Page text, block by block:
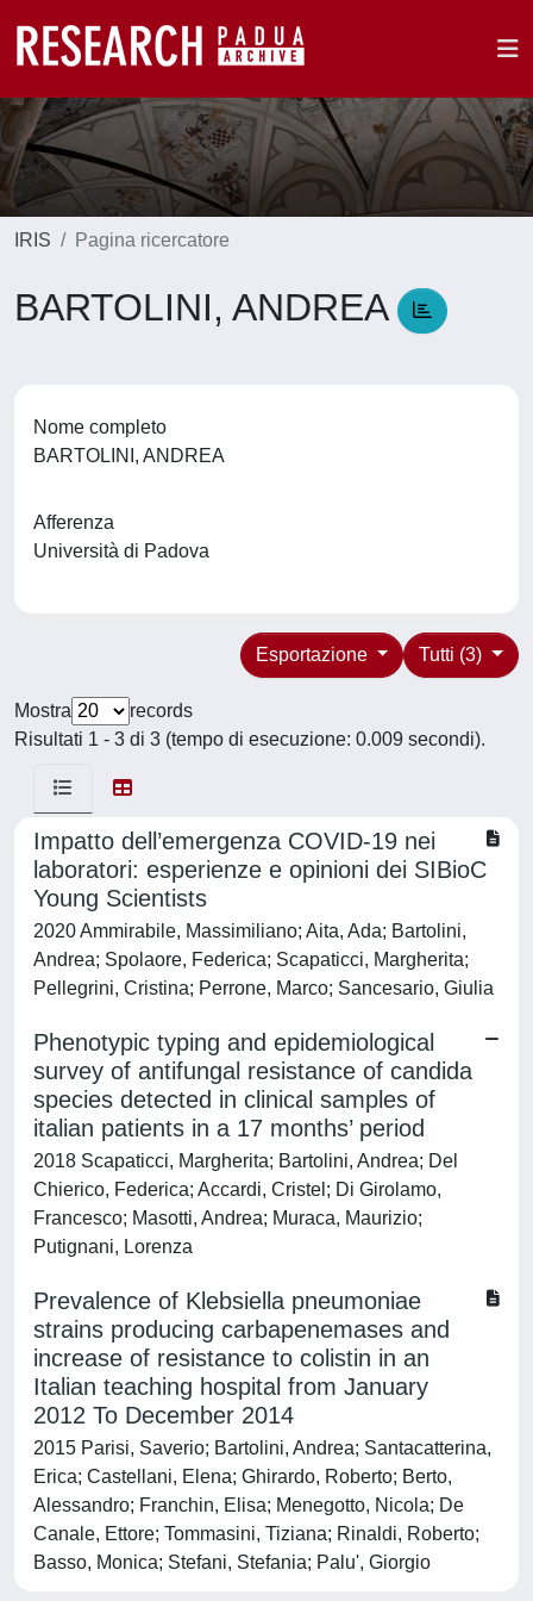
IRIS Pagina ricercatore
BARTOLINI, ANDREA
Nome completo
BARTOLINI, ANDREA
Afferenza
Università di Padova
Tutti (3)
Esportazione
Mostra
records
Risultati 1 - 3 di 3 (tempo di esecuzione: 0.009 secondi).
Impatto dell’emergenza COVID-19 nei
laboratori: esperienze e opinioni dei SIBioC
Young Scientists
2020 Ammirabile, Massimiliano; Aita, Ada; Bartolini,
Andrea; Spolaore, Federica; Scapaticci, Margherita;
Pellegrini, Cristina; Perrone, Marco; Sancesario, Giulia
Phenotypic typing and epidemiological
survey of antifungal resistance of candida
species detected in clinical samples of
italian patients in a 17 months’ period
2018 Scapaticci, Margherita; Bartolini, Andrea; Del
Chierico, Federica; Accardi, Cristel; Di Girolamo,
Francesco; Masotti, Andrea; Muraca, Maurizio;
Putignani, Lorenza
Prevalence of Klebsiella pneumoniae
strains producing carbapenemases and
increase of resistance to colistin in an
Italian teaching hospital from January
2012 To December 2014
2015 Parisi, Saverio; Bartolini, Andrea; Santacatterina,
Erica; Castellani, Elena; Ghirardo, Roberto; Berto,
Alessandro; Franchin, Elisa; Menegotto, Nicola; De
Canale, Ettore; Tommasini, Tiziana; Rinaldi, Roberto;
Basso, Monica; Stefani, Stefania; Palu', Giorgio